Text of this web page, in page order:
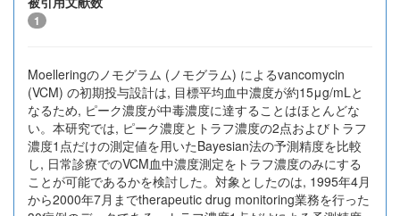
1
Moelleringのノモグラム (ノモグラム) によるvancomycin
(VCM) の初期投与設計は, 目標平均血中濃度が約15μg/mLと
なるため, ピーク濃度が中毒濃度に達することはほとんどな
い。本研究では, ピーク濃度とトラフ濃度の2点およびトラフ
濃度1点だけの測定値を用いたBayesian法の予測精度を比較
し, 日常診療でのVCM血中濃度測定をトラフ濃度のみにする
ことが可能であるかを検討した。対象としたのは, 1995年4月
から2000年7月までtherapeutic drug monitoring業務を行った